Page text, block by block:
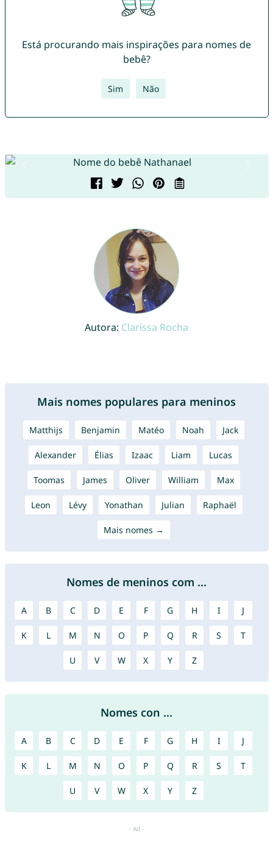
Está procurando mais inspirações para nomes de
bebê?
Sim Não
Autora: Clarissa Rocha
Mais nomes populares para meninos
Matthijs Benjamin Matéo Noah Jack
Alexander Élias Izaac Liam Lucas
Toomas James Oliver William Max
Leon Lévy Yonathan Julian Raphaël
Mais nomes →
Nomes de meninos com ...
A B C D E F G H I J
K L M N O P Q R S T
U V W X Y Z
Nomes con ...
A B C D E F G H I J
K L M N O P Q R S T
U V W X Y Z